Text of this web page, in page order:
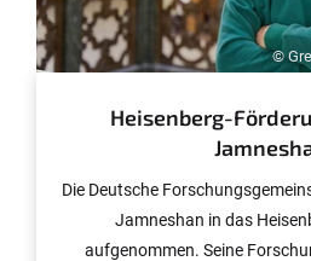
©
Heisenberg-
Die Deutsche
Jamneshan in das
aufgenommen. Seine